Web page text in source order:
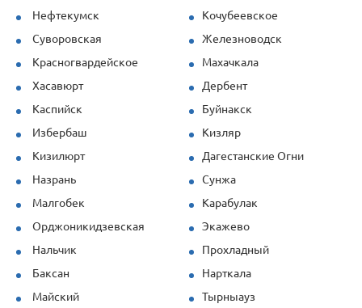
Нефтекумск
Кочубеевское
Суворовская
Железноводск
Красногвардейское
Махачкала
Хасавюрт
Дербент
Каспийск
Буйнакск
Избербаш
Кизляр
Кизилюрт
Дагестанские Огни
Назрань
Сунжа
Малгобек
Карабулак
Орджоникидзевская
Экажево
Нальчик
Прохладный
Баксан
Нарткала
Майский
Тырныауз